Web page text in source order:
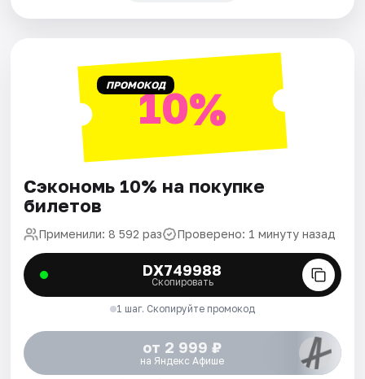
ПРОМОКОД10%
Сэкономь 10% на покупке
билетов
Применили: 8 592 раз Проверено: 1 минуту назад
DX749988
Скопировать
1 шаг. Скопируйте промокод
от 2 999 ₽
на Яндекс Афише